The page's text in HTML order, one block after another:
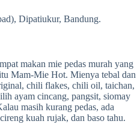
Dipatiukur, Bandung.
makan mie pedas murah yang
Mam-Mie Hot. Mienya tebal dan
chili flakes, chili oil, taichan,
ayam cincang, pangsit, siomay
masih kurang pedas, ada
kuah rujak, dan baso tahu.